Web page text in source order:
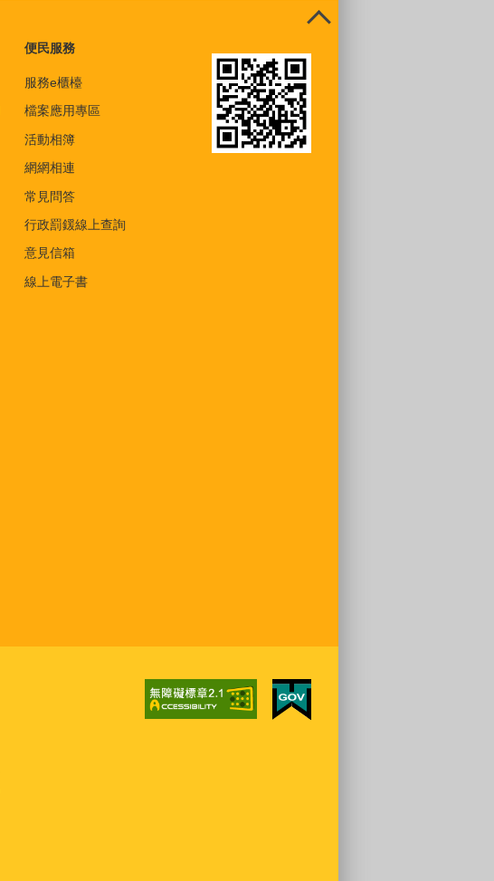
便民服務
服務e櫃檯
檔案應用專區
活動相簿
網網相連
常見問答
行政罰鍰線上查詢
意見信箱
線上電子書